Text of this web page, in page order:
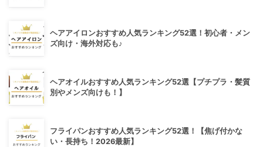
ヘアアイロンおすすめ人気ランキング52選！初心者・メン
ズ向け・海外対応も♪
ヘアオイルおすすめ人気ランキング52選【プチプラ・髪質
別やメンズ向けも！】
フライパンおすすめ人気ランキング52選！【焦げ付かな
い・長持ち！2026最新】